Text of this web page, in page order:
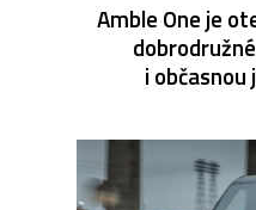
Amble One je
i